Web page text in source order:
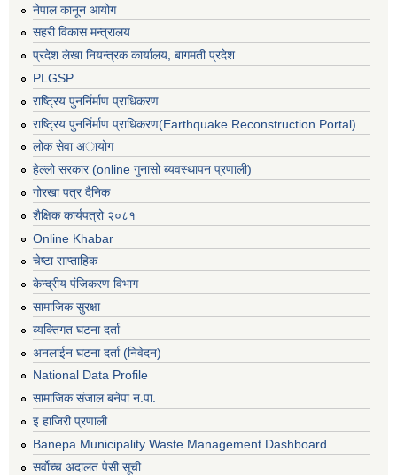
नेपाल कानून आयोग
सहरी विकास मन्त्रालय
प्रदेश लेखा नियन्त्रक कार्यालय, बागमती प्रदेश
PLGSP
राष्ट्रिय पुनर्निर्माण प्राधिकरण
राष्ट्रिय पुनर्निर्माण प्राधिकरण(Earthquake Reconstruction Portal)
लोक सेवा अायोग
हेल्लो सरकार (online गुनासो ब्यवस्थापन प्रणाली)
गोरखा पत्र दैनिक
शैक्षिक कार्यपत्रो २०८१
Online Khabar
चेष्टा साप्ताहिक
केन्द्रीय पंजिकरण विभाग
सामाजिक सुरक्षा
व्यक्तिगत घटना दर्ता
अनलाईन घटना दर्ता (निवेदन)
National Data Profile
सामाजिक संजाल बनेपा न.पा.
इ हाजिरी प्रणाली
Banepa Municipality Waste Management Dashboard
सर्वोच्च अदालत पेसी सूची